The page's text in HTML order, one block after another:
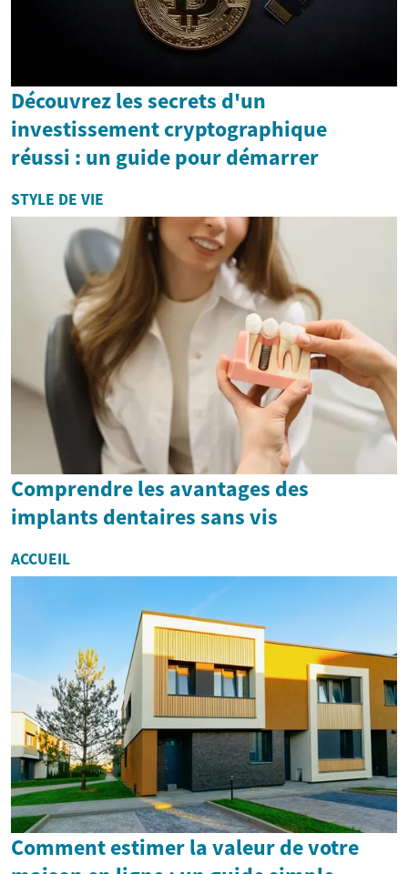
Découvrez les secrets d'un
investissement cryptographique
réussi : un guide pour démarrer
STYLE DE VIE
Comprendre les avantages des
implants dentaires sans vis
ACCUEIL
Comment estimer la valeur de votre